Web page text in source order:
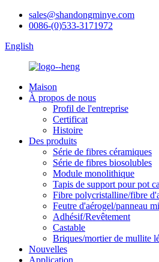
sales@shandongminye.com
0086-(0)533-3171972
English
Maison
À propos de nous
Profil de l'entreprise
Certificat
Histoire
Des produits
Série de fibres céramiques
Série de fibres biosolubles
Module monolithique
Tapis de support pour pot
Fibre polycristalline/fibre
Feutre d'aérogel/panneau
Adhésif/Revêtement
Castable
Briques/mortier de mullite
Nouvelles
Application